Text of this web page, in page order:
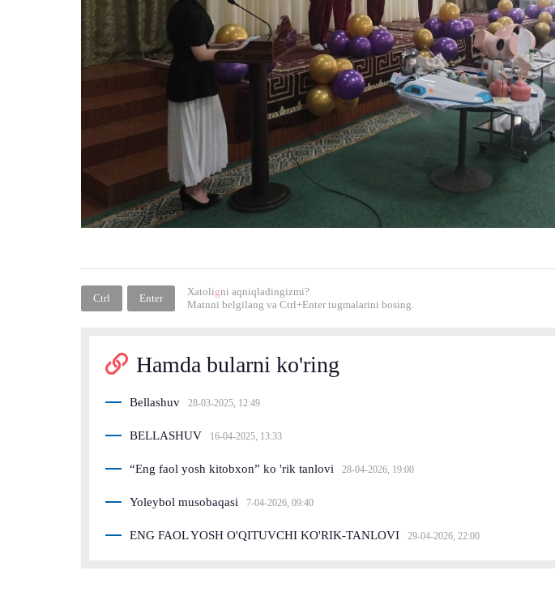
Ctrl Enter
Xatoligni aqniqladingizmi?
Matnni belgilang va Ctrl+Enter tugmalarini bosing.
Hamda bularni ko'ring
Bellashuv 28-03-2025, 12:49
BELLASHUV 16-04-2025, 13:33
“Eng faol yosh kitobxon” ko 'rik tanlovi 28-04-2026, 19:00
Yoleybol musobaqasi 7-04-2026, 09:40
ENG FAOL YOSH O'QITUVCHI KO'RIK-TANLOVI 29-04-2026, 22:00